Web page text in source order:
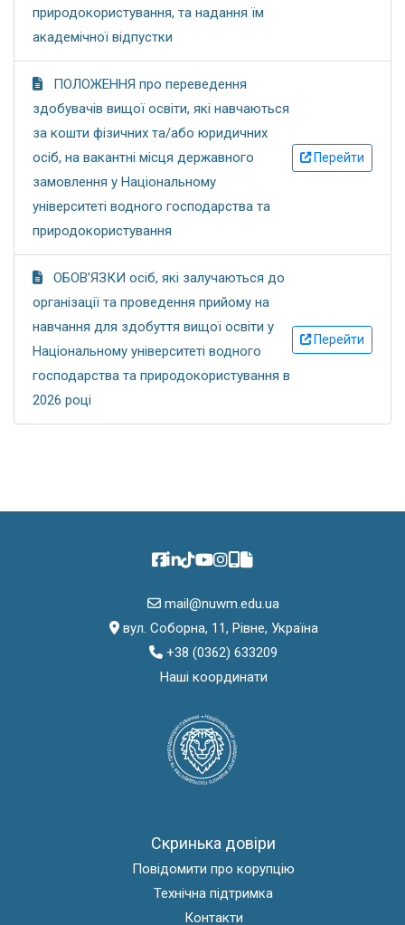
природокористування, та надання їм
академічної відпустки
ПОЛОЖЕННЯ про переведення
здобувачів вищої освіти, які навчаються
за кошти фізичних та/або юридичних
осіб, на вакантні місця державного
замовлення у Національному
університеті водного господарства та
природокористування
Перейти
ОБОВ’ЯЗКИ осіб, які залучаються до
організації та проведення прийому на
навчання для здобуття вищої освіти у
Національному університеті водного
господарства та природокористування в
2026 році
Перейти
mail@nuwm.edu.ua
вул. Соборна, 11, Рівне, Україна
+38 (0362) 633209
Наші координати
Скринька довіри
Повідомити про корупцію
Технічна підтримка
Контакти